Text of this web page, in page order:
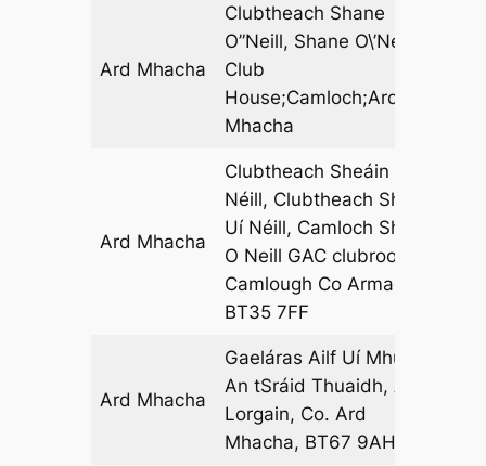
Ard Mhacha
Clubtheach Shane
O”Neill, Shane O\’Neill\’s
Club
House;Camloch;Ard
Mhacha
Ard Mhacha
Clubtheach Sheáin Uí
Néill, Clubtheach Sheáin
Uí Néill, Camloch Shane
O Neill GAC clubrooms
Camlough Co Armagh,
BT35 7FF
Ard Mhacha
Gaeláras Ailf Uí Mhuirí,
An tSráid Thuaidh, An
Lorgain, Co. Ard
Mhacha, BT67 9AH